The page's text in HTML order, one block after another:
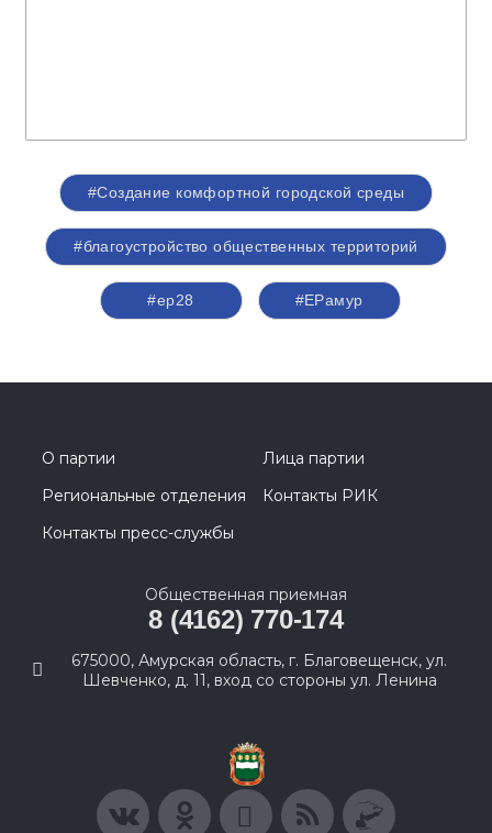
#Создание комфортной городской среды
#благоустройство общественных территорий
#ер28 #ЕРамур
О партии
Лица партии
Региональные отделения
Контакты РИК
Контакты пресс-службы
Общественная приемная
8 (4162) 770-174
675000, Амурская область, г. Благовещенск, ул.
Шевченко, д. 11, вход со стороны ул. Ленина